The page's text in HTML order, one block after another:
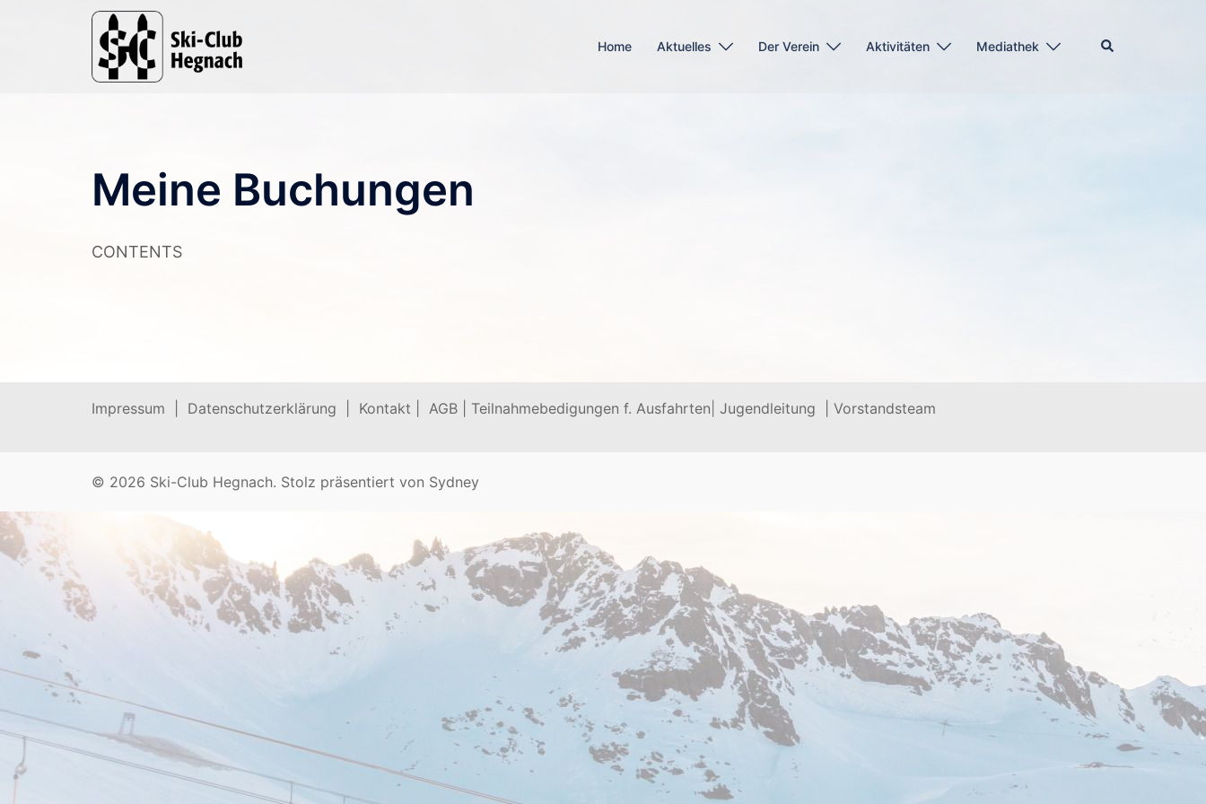
Home Aktuelles Der Verein Aktivitäten Mediathek Suche
Meine Buchungen
CONTENTS
Impressum | Datenschutzerklärung | Kontakt | AGB | Teilnahmebedigungen f. Ausfahrten Jugendleitung | Vorstandsteam
© 2026 Ski-Club Hegnach. Stolz präsentiert von Sydney